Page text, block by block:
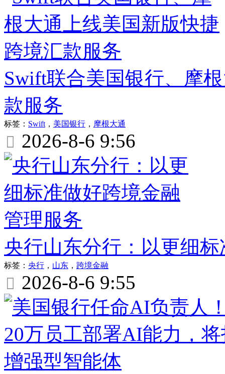
Swift联合美国银行、摩
款服务
标签： Swift ， 美国银行 ， 摩根大通
 2026-8-6 9:56
央行山东分行：以更细
标签： 央行 ， 山东 ， 跨境金融
 2026-8-6 9:55